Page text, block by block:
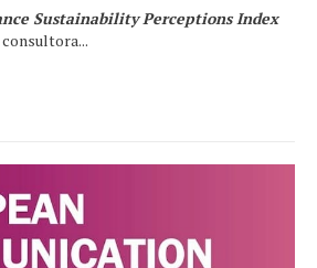
Sustainability Perceptions Index